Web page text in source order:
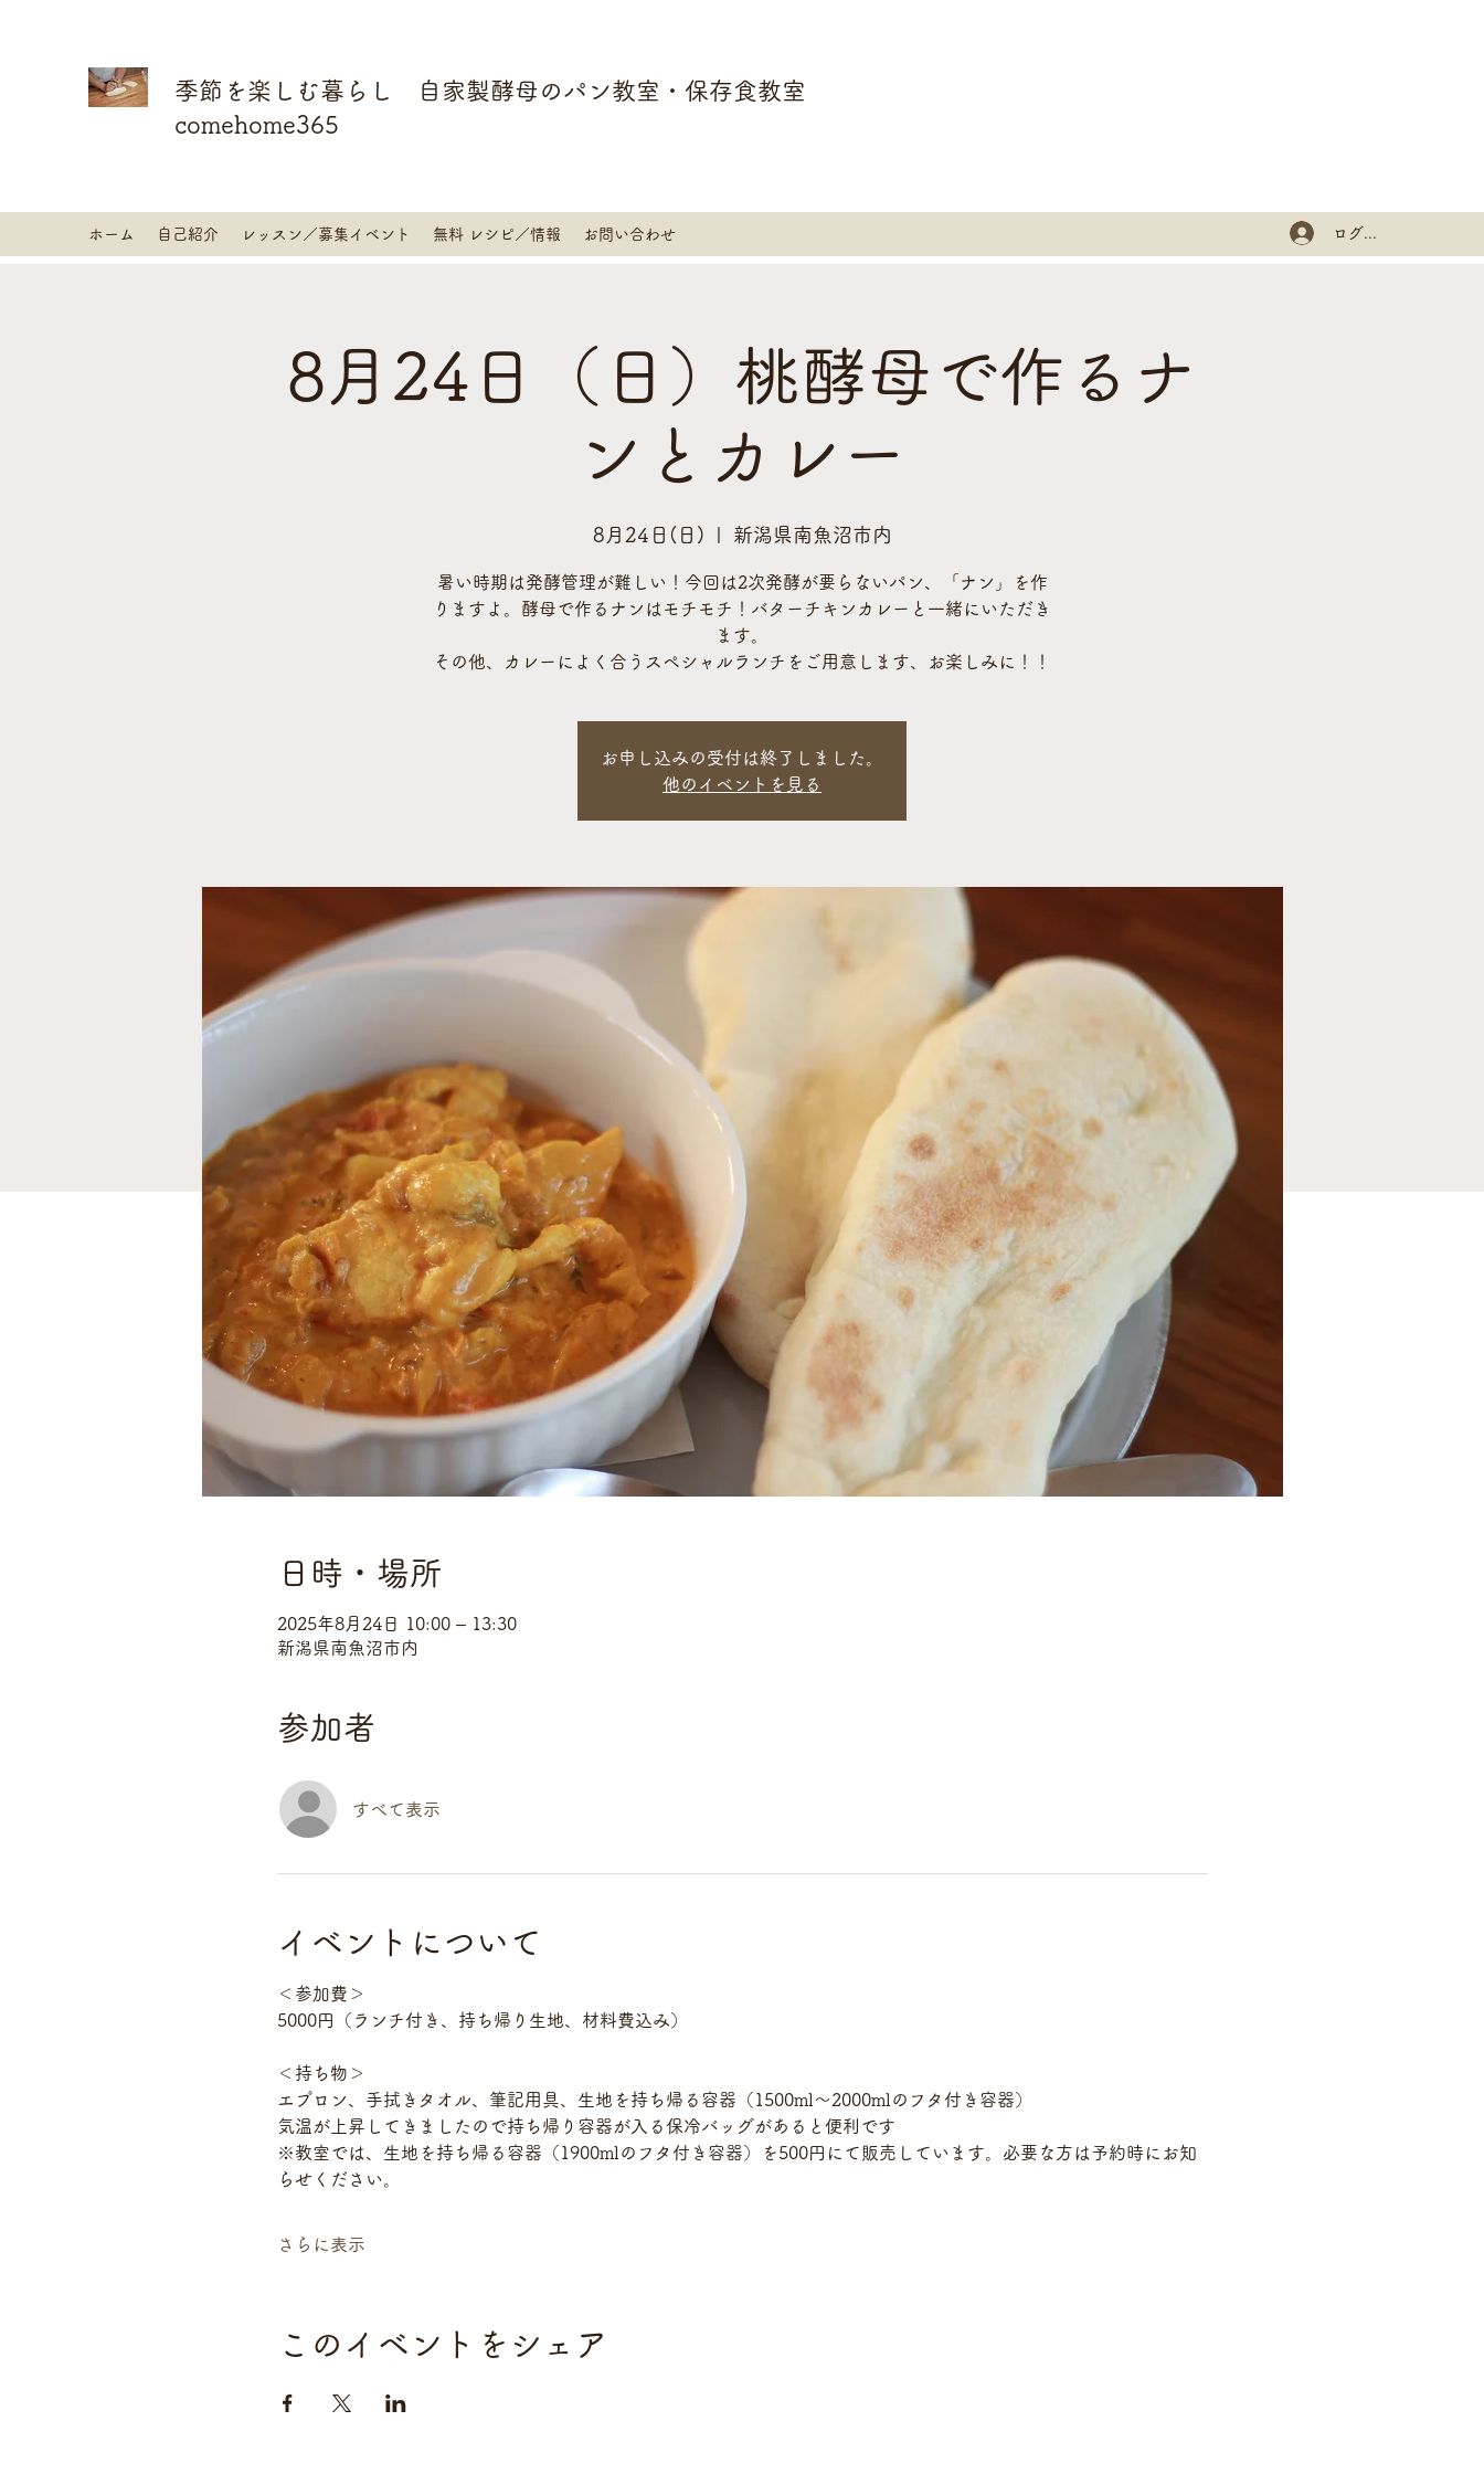
季節を楽しむ暮らし 自家製酵母のパン教室・保存食教室
comehome365
ホーム 自己紹介 レッスン／募集イベント 無料 レシピ／情報 お問い合わせ ログイン
8月24日（日）桃酵母で作るナ
ンとカレー
8月24日(日) 新潟県南魚沼市内
暑い時期は発酵管理が難しい！今回は2次発酵が要らないパン、「ナン」を作
りますよ。酵母で作るナンはモチモチ！バターチキンカレーと一緒にいただき
ます。
その他、カレーによく合うスペシャルランチをご用意します、お楽しみに！！
お申し込みの受付は終了しました。
他のイベントを見る
日時・場所
2025年8月24日 10:00 – 13:30
新潟県南魚沼市内
参加者
すべて表示
イベントについて
＜参加費＞
5000円（ランチ付き、持ち帰り生地、材料費込み）
＜持ち物＞
エプロン、手拭きタオル、筆記用具、生地を持ち帰る容器（1500ml～2000mlのフタ付き容器）
気温が上昇してきましたので持ち帰り容器が入る保冷バッグがあると便利です
※教室では、生地を持ち帰る容器（1900mlのフタ付き容器）を500円にて販売しています。必要な方は予約時にお知
らせください。
さらに表示
このイベントをシェア